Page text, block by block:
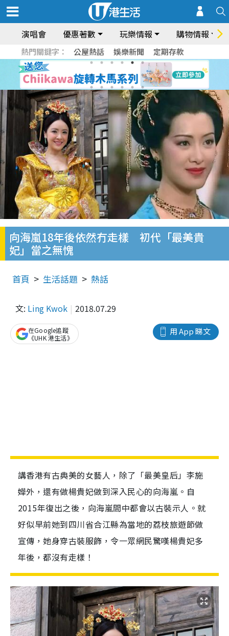
演唱會 優惠著數 玩樂情報 購物情報
熱門關鍵字： 公屋熱話 娛樂新聞 定期存款
向海嵐18年後依然冇走樣 初代「最美貴
妃」當之無愧
首頁 生活話題 熱話
文: Ling Kwok 2018.07.29
用 App 睇文
在Google追蹤
《UHK 港生活》
講香港有古典美的女藝人，除了「最美皇后」李施
嬅外，還有做楊貴妃做到深入民心的向海嵐。自
2015年復出之後，向海嵐間中都會以古裝示人。就
好似早前她到四川省合江縣為當地的荔枝旅遊節做
宣傳，她身穿古裝服飾，令一眾網民驚嘆楊貴妃多
年後，都沒有走樣！